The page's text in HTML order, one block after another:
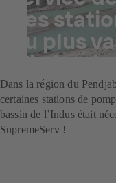
des
du plus
Dans la région du
certaines stations de
bassin de l’Indus était
SupremeServ !